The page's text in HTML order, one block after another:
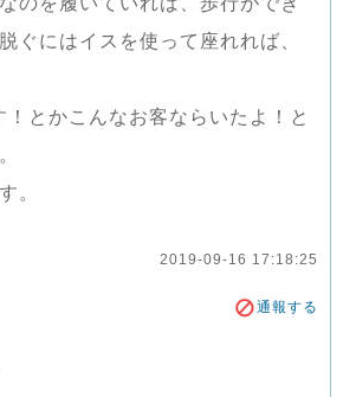
ぐにはイスを使って座れれば、
！とかこんなお客ならいたよ！と
。
2019-09-16 17:18:25
通報する